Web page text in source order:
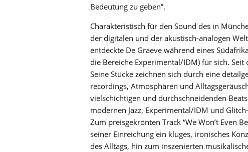
Bedeutung zu geben”.
Charakteristisch für den Sound des in
der digitalen und der akustisch-analogen
entdeckte De Graeve während eines
die Bereiche Experimental/IDM) für sich.
Seine Stücke zeichnen sich durch eine
recordings, Atmosphären und
vielschichtigen und durchschneidenden
modernen Jazz, Experimental/IDM und
Zum preisgekrönten Track “We Won’t Even
seiner Einreichung ein kluges, ironisches
des Alltags, hin zum inszenierten